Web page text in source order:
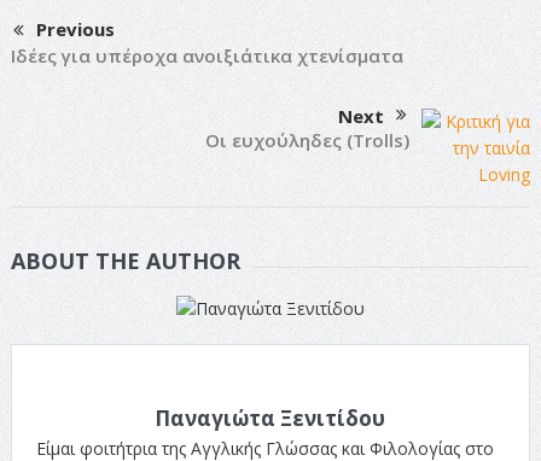
Previous
Ιδέες για υπέροχα ανοιξιάτικα χτενίσματα
Next
Οι ευχούληδες (Trolls)
ABOUT THE AUTHOR
Παναγιώτα Ξενιτίδου
Είμαι φοιτήτρια της Αγγλικής Γλώσσας και Φιλολογίας στο